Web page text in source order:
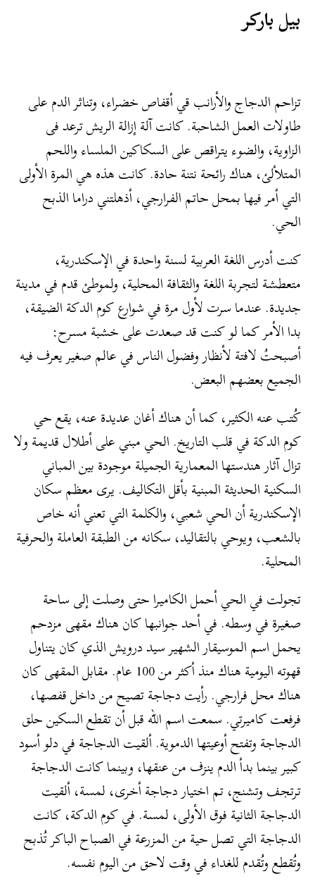
بيل باركر
تزاحم الدجاج والأرانب قي أقفاص خضراء، وتناثر الدم على
طاولات العمل الشاحبة. كانت آلة إزالة الريش ترعد فى
الزاوية، والضوء يتراقص على السكاكين الملساء واللحم
المتلألئ، هناك رائحة نتنة حادة. كانت هذه هي المرة الأولى
التي أمر فيها بمحل حاتم الفرارجي، أذهلتني دراما الذبح
الحي.
كنت أدرس اللغة العربية لسنة واحدة في الإسكندرية،
متعطشة لتجربة اللغة والثقافة المحلية، ولموطئ قدم في مدينة
جديدة. عندما سرت لأول مرة في شوارع كوم الدكة الضيقة،
بدا الأمر كما لو كنت قد صعدت على خشبة مسرح:
أصبحتُ لافتة لأنظار وفضول الناس في عالم صغير يعرف فيه
الجميع بعضهم البعض.
كُتب عنه الكثير، كما أن هناك أغان عديدة عنه، يقع حي
كوم الدكة في قلب التاريخ. الحي مبني على أطلال قديمة ولا
تزال آثار هندستها المعمارية الجميلة موجودة بين المباني
السكنية الحديثة المبنية بأقل التكاليف. يرى معظم سكان
الإسكندرية أن الحي شعبي، والكلمة التي تعني أنه خاص
بالشعب، ويوحي بالتقاليد، سكانه من الطبقة العاملة والحرفية
المحلية.
تجولت في الحي أحمل الكاميرا حتى وصلت إلى ساحة
صغيرة في وسطه. في أحد جوانبها كان هناك مقهى مزدحم
يحمل اسم الموسيقار الشهير سيد درويش الذي كان يتناول
قهوته اليومية هناك منذ أكثر من 100 عام. مقابل المقهى كان
هناك محل فرارجي. رأيت دجاجة تصيح من داخل قفصها،
فرفعت كاميرتي. سمعت اسم الله قبل أن تقطع السكين حلق
الدجاجة وتفتح أوعيتها الدموية. ألقيت الدجاجة في دلو أسود
كبير بينما بدأ الدم ينزف من عنقها، وبينما كانت الدجاجة
ترتجف وتشنج، تم اختيار دجاجة أخرى، لمسة، ألقيت
الدجاجة الثانية فوق الأولى، لمسة. في كوم الدكة، كانت
الدجاجة التي تصل حية من المزرعة في الصباح الباكر تُذبح
وتُقطع وتُقدم للغداء في وقت لاحق من اليوم نفسه.